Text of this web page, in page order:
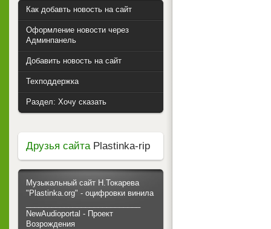
Как добавть новость на сайт
Оформление новости через
Админпанель
Добавить новость на сайт
Техподдержка
Раздел: Хочу сказать
Друзья сайтаPlastinka-rip
Музыкальный сайт Н.Токарева
"Plastinka.org" - оцифровки винила
NewAudioportal - Проект
Возрождения